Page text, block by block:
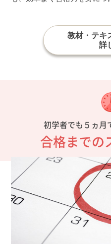
教材・テキ
詳
初学者でも５ヵ月
合格までの